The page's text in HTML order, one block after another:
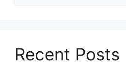
Recent Posts